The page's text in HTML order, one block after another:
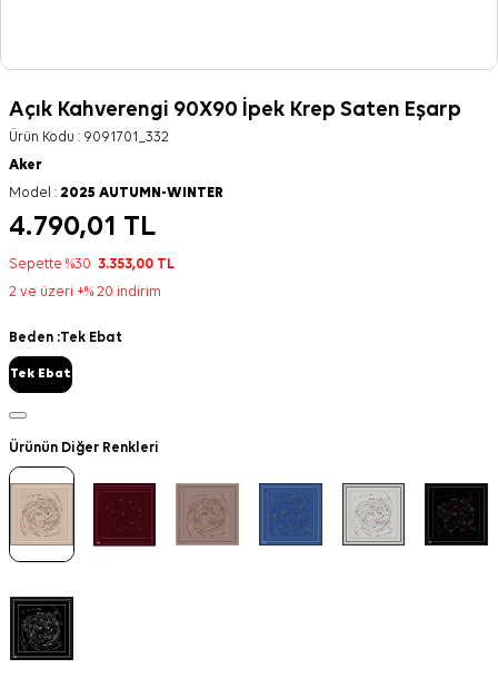
Açık Kahverengi 90X90 İpek Krep Saten Eşarp
Ürün Kodu : 9091701_332
Aker
Model : 2025 AUTUMN-WINTER
4.790,01 TL
Sepette %30 3.353,00 TL
2 ve üzeri +% 20 indirim
Beden :Tek Ebat
Tek Ebat
Ürünün Diğer Renkleri